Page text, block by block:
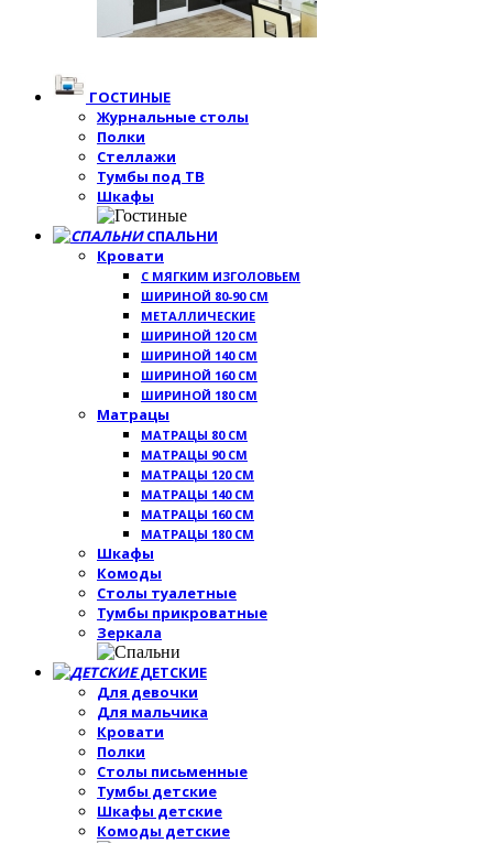
ГОСТИНЫЕ
Журнальные столы
Полки
Стеллажи
Тумбы под ТВ
Шкафы
СПАЛЬНИ
Кровати
С МЯГКИМ ИЗГОЛОВЬЕМ
ШИРИНОЙ 80-90 СМ
МЕТАЛЛИЧЕСКИЕ
ШИРИНОЙ 120 СМ
ШИРИНОЙ 140 СМ
ШИРИНОЙ 160 СМ
ШИРИНОЙ 180 СМ
Матрацы
МАТРАЦЫ 80 СМ
МАТРАЦЫ 90 СМ
МАТРАЦЫ 120 СМ
МАТРАЦЫ 140 СМ
МАТРАЦЫ 160 СМ
МАТРАЦЫ 180 СМ
Шкафы
Комоды
Столы туалетные
Тумбы прикроватные
Зеркала
ДЕТСКИЕ
Для девочки
Для мальчика
Кровати
Полки
Столы письменные
Тумбы детские
Шкафы детские
Комоды детские